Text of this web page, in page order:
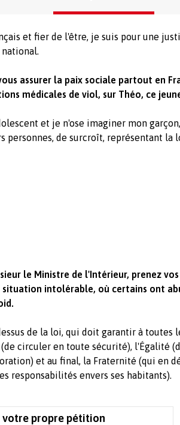
et fier de l'être, je suis pour une
assurer la paix sociale partout en
médicales de viol, sur Théo, ce
et je n'ose imaginer mon
personnes, de surcroît, représentant la
le Ministre de l'Intérieur, prenez
situation intolérable, où certains ont
de la loi, qui doit garantir à toutes
circuler en toute sécurité), l'Égalité
et au final, la Fraternité (qui en
responsabilités envers ses habitants).
votre propre pétition